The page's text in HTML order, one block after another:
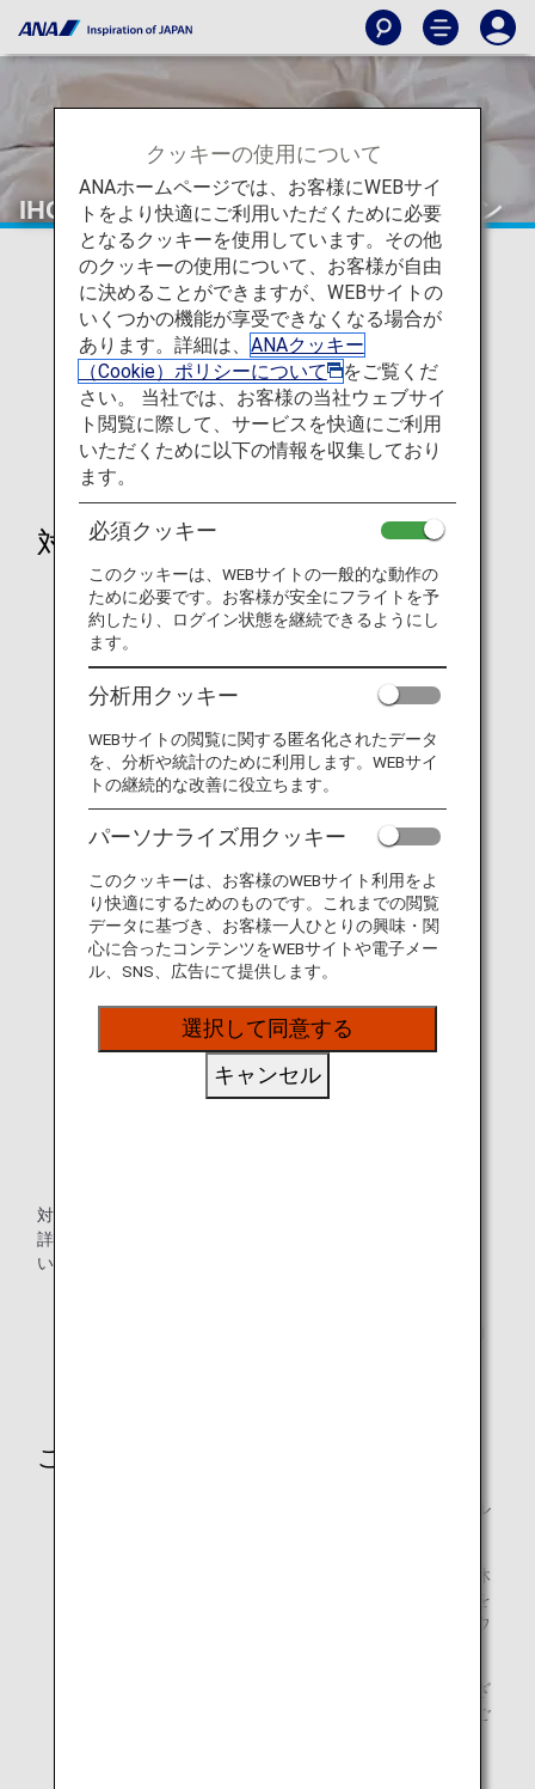
IHG・ANA・ホテルズグループジャパン
対象店舗
対象ホテルでのご宿泊やお食事の際にご利用になれます。
詳しくは、
い。
ご注意
対象ホテル内の館内施設については、一部ANAデジタル
新型コロナウイルスの影響に伴い、一部ホテルの臨時休
業、ホテル内施設・レストランの臨時休業または営業を
短縮している場合がございます。詳しくは各ホテルのウ
ANAデジタルクーポンをご利用の際には、諸条件がござ
います。あらかじめご利用条件、方法をご確認の上、ご
クッキーの使用について
ANAホームページでは、お客様にWEBサイ
トをより快適にご利用いただくために必要
となるクッキーを使用しています。その他
のクッキーの使用について、お客様が自由
に決めることができますが、WEBサイトの
いくつかの機能が享受できなくなる場合が
あります。詳細は、 ANAクッキー
（Cookie）ポリシーについて
をご覧くだ
さい。 当社では、お客様の当社ウェブサイ
ト閲覧に際して、サービスを快適にご利用
いただくために以下の情報を収集しており
ます。
必須クッキー
このクッキーは、WEBサイトの一般的な動作の
ために必要です。お客様が安全にフライトを予
約したり、ログイン状態を継続できるようにし
ます。
分析用クッキー
WEBサイトの閲覧に関する匿名化されたデータ
を、分析や統計のために利用します。WEBサイ
トの継続的な改善に役立ちます。
パーソナライズ用クッキー
このクッキーは、お客様のWEBサイト利用をよ
り快適にするためのものです。これまでの閲覧
データに基づき、お客様一人ひとりの興味・関
心に合ったコンテンツをWEBサイトや電子メー
ル、SNS、広告にて提供します。
選択して同意する
キャンセル